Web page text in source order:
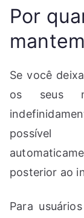
Por
Se você
os seus
possível
posterior ao
Para